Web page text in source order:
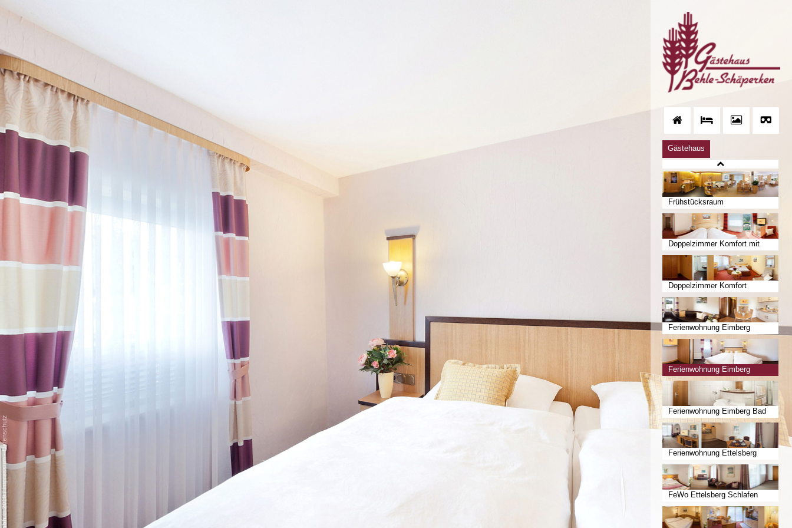
Gästehaus
Frühstücksraum
Doppelzimmer Komfort mit
Balkon
Doppelzimmer Komfort
Ferienwohnung Eimberg
Wohnen
Ferienwohnung Eimberg
Schlafen
Ferienwohnung Eimberg Bad
Ferienwohnung Ettelsberg
Wohnen
FeWo Ettelsberg Schlafen
/
Impressum
Datenschutz